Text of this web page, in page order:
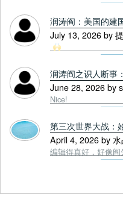
润涛阎：美国的建
July 13, 2026 by
润涛阎之识人断事
June 28, 2026 by
Nice!
第三次世界大战：
April 4, 2026 by
编辑得真好，好像阎